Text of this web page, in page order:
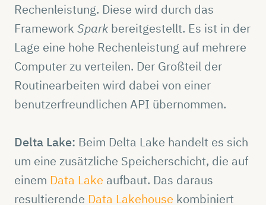
Rechenleistung. Diese wird durch das
Framework Sparkbereitgestellt. Es ist in der
Lage eine hohe Rechenleistung auf mehrere
Computer zu verteilen. Der Großteil der
Routinearbeiten wird dabei von einer
benutzerfreundlichen API übernommen.
Delta Lake: Beim Delta Lake handelt es sich
um eine zusätzliche Speicherschicht, die auf
einem Data Lake aufbaut. Das daraus
resultierende Data Lakehouse kombiniert